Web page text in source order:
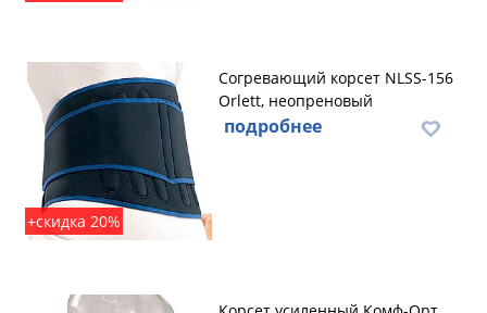
+скидка 20%
Согревающий корсет NLSS-156
Orlett, неопреновый
подробнее